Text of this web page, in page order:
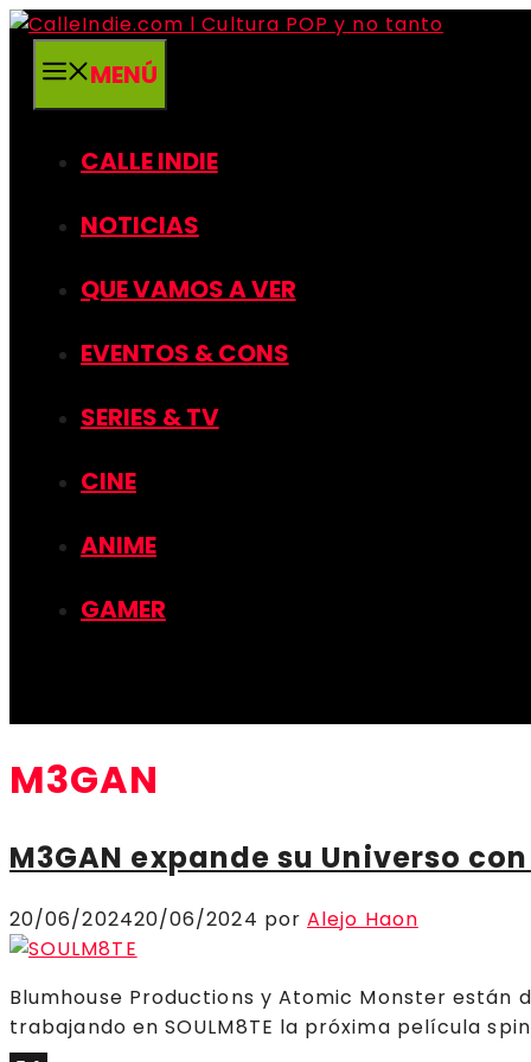
Saltar
contenidoMENÚ
CALLE INDIE
NOTICIAS
QUE VAMOS A VER
EVENTOS & CONS
SERIES & TV
CINE
ANIME
GAMER
M3GAN
M3GAN expande su Universo
20/06/202420/06/2024 porAlejo Haon
Blumhouse Productions y Atomic Monster están
trabajando en SOULM8TE la próxima película